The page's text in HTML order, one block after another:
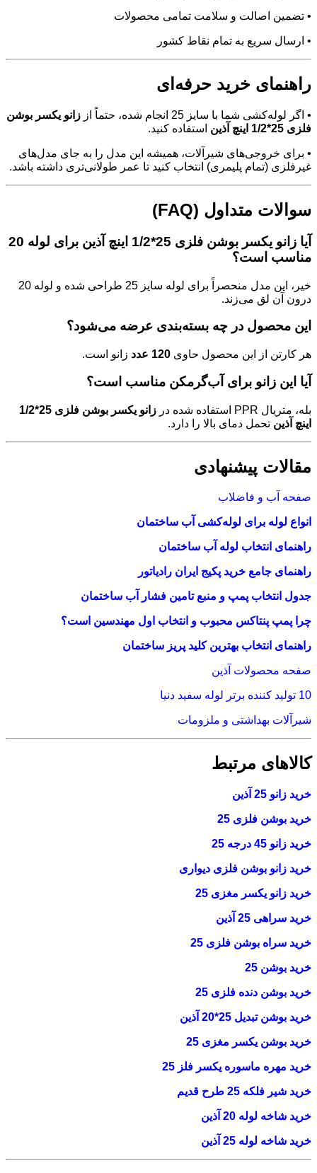
• تضمین اصالت و سلامت تمامی محصولات
• ارسال سریع به تمام نقاط کشور
راهنمای خرید حرفه‌ای
• اگر لوله‌کشی شما با سایز 25 انجام شده، حتماً از
زانو یکسر بوشن
فلزی 25*1/2 اینچ آذین
استفاده کنید.
• برای خروجی‌های شیرآلات، همیشه این مدل را به جای مدل‌های
غیرفلزی (تمام پلیمری) انتخاب کنید تا عمر طولانی‌تری داشته باشد.
سوالات متداول (FAQ)
آیا زانو یکسر بوشن فلزی 25*1/2 اینچ آذین
برای لوله 20
مناسب است؟
خیر، این مدل منحصراً برای لوله سایز 25 طراحی شده و لوله 20
درون آن لق می‌زند.
این محصول در چه بسته‌بندی عرضه می‌شود؟
هر کارتن از این محصول حاوی 120 عدد زانو است.
آیا این زانو برای آب‌گرمکن مناسب است؟
بله، متریال PPR استفاده شده در
زانو یکسر بوشن فلزی 25*1/2
اینچ آذین تحمل دمای بالا را دارد.
مقالات پیشنهادی
صفحه آب و فاضلاب
انواع لوله برای لوله‌کشی آب ساختمان
راهنمای انتخاب لوله آب ساختمان
راهنمای جامع خرید پکیج ایران رادیاتور
جدول انتخاب پمپ و منبع تامین فشار آب ساختمان
چرا پمپ پنتاکس محبوب و انتخاب اول مهندسین است؟
راهنمای انتخاب بهترین کلید پریز ساختمان
صفحه محصولات آذین
10 تولید کننده برتر لوله سفید دنیا
شیرآلات بهداشتی و ملزومات
کالاهای مرتبط
خرید زانو 25 آذین
خرید بوشن فلزی 25
خرید زانو 45 درجه 25
خرید زانو بوشن فلزی دیواری
خرید زانو یکسر مغزی 25
خرید سراهی 25 آذین
خرید سراه بوشن فلزی 25
خرید بوشن 25
خرید بوشن دنده فلزی 25
خرید بوشن تبدیل 25*20 آذین
خرید بوشن یکسر مغزی 25
خرید مهره ماسوره یکسر فلز 25
خرید شیر فلکه 25 طرح قدیم
خرید شاخه لوله 20 آذین
خرید شاخه لوله 25 آذین